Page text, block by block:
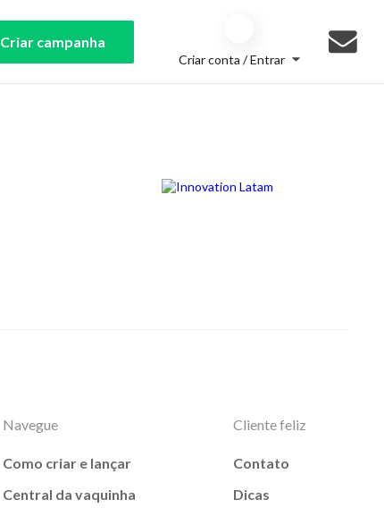
Criar campanha
Criar conta / Entrar
Navegue
Como criar e lançar
Central da vaquinha
Cliente feliz
Contato
Dicas